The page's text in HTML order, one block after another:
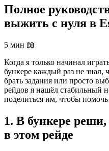
Полное
выжить с нуля в
5 мин 📖
Когда я только начинал
бункере каждый раз не знал,
брать задания или просто
рейдов я нашёл стабильный
поделиться им, чтобы
1. В бункере
в этом рейде